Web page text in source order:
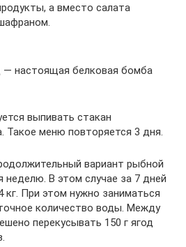
а вместо салата
— настоящая белковая бомба
выпивать стакан
Такое меню повторяется 3 дня.
вариант рыбной
неделю. В этом случае за 7 дней
При этом нужно заниматься
количество воды. Между
перекусывать 150 г ягод